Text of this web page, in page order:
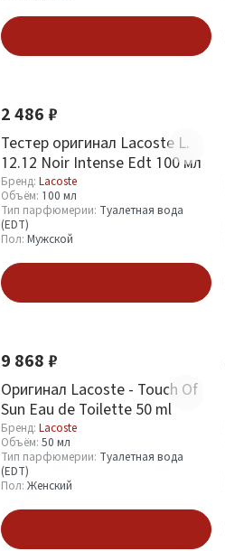
2 486 ₽
Тестер оригинал Lacoste L.
12.12 Noir Intense Edt 100 мл
Бренд: Lacoste
Объём: 100 мл
Тип парфюмерии: Туалетная вода
(EDT)
Пол: Мужской
9 868 ₽
Оригинал Lacoste - Touch Of
Sun Eau de Toilette 50 ml
Бренд: Lacoste
Объём: 50 мл
Тип парфюмерии: Туалетная вода
(EDT)
Пол: Женский